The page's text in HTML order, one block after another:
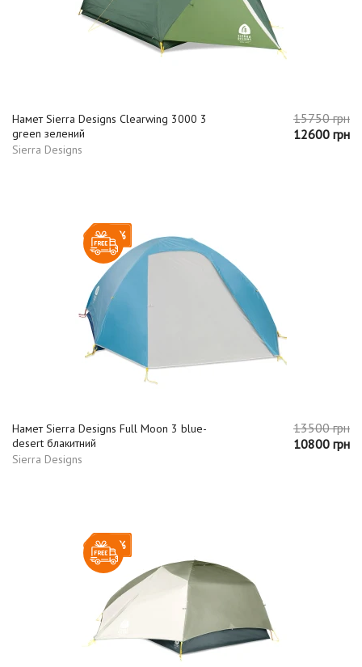
Намет Sierra Designs Clearwing 3000 3
green зелений
Sierra Designs
15750 грн
12600 грн
-20%
Намет Sierra Designs Full Moon 3 blue-
desert блакитний
Sierra Designs
13500 грн
10800 грн
-20%